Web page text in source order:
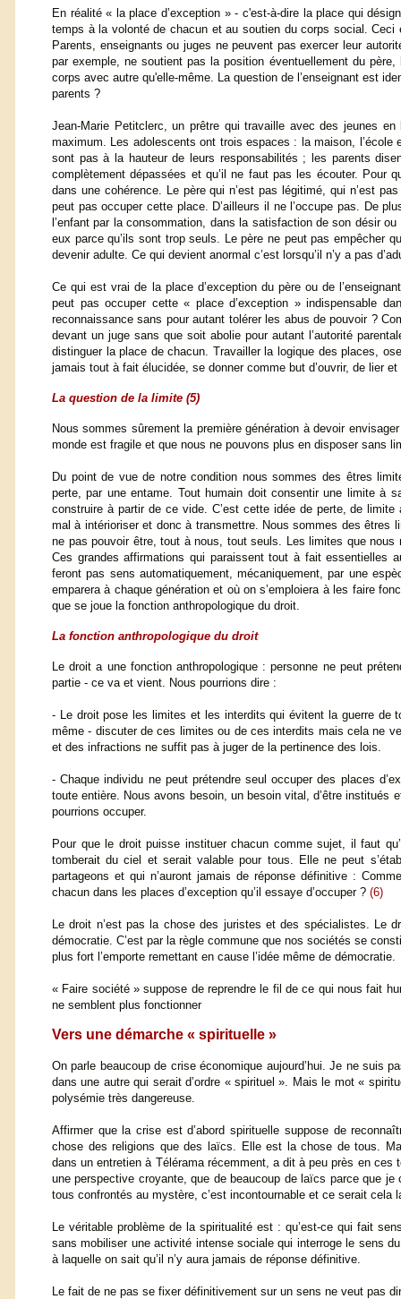
En réalité « la place d’exception » - c'est-à-dire la place qui
temps à la volonté de chacun et au soutien du corps social.
Parents, enseignants ou juges ne peuvent pas exercer leur
par exemple, ne soutient pas la position éventuellement du
corps avec autre qu'elle-même. La question de l’enseignant est
parents ?
Jean-Marie Petitclerc, un prêtre qui travaille avec des jeunes
maximum. Les adolescents ont trois espaces : la maison, l’école
sont pas à la hauteur de leurs responsabilités ; les parents
complètement dépassées et qu’il ne faut pas les écouter. Pour
dans une cohérence. Le père qui n’est pas légitimé, qui n’est
peut pas occuper cette place. D’ailleurs il ne l’occupe pas. De
l’enfant par la consommation, dans la satisfaction de son désir
eux parce qu’ils sont trop seuls. Le père ne peut pas empêcher
devenir adulte. Ce qui devient anormal c’est lorsqu’il n’y a pas
Ce qui est vrai de la place d’exception du père ou de
peut pas occuper cette « place d’exception » indispensable
reconnaissance sans pour autant tolérer les abus de pouvoir ?
devant un juge sans que soit abolie pour autant l’autorité
distinguer la place de chacun. Travailler la logique des places,
jamais tout à fait élucidée, se donner comme but d’ouvrir, de lier
La question de la limite (5)
Nous sommes sûrement la première génération à devoir
monde est fragile et que nous ne pouvons plus en disposer sans
Du point de vue de notre condition nous sommes des êtres
perte, par une entame. Tout humain doit consentir une limite à
construire à partir de ce vide. C’est cette idée de perte, de
mal à intérioriser et donc à transmettre. Nous sommes des êtres
ne pas pouvoir être, tout à nous, tout seuls. Les limites que
Ces grandes affirmations qui paraissent tout à fait
feront pas sens automatiquement, mécaniquement, par une
emparera à chaque génération et où on s’emploiera à les faire
que se joue la fonction anthropologique du droit.
La fonction anthropologique du droit
Le droit a une fonction anthropologique : personne ne peut
partie - ce va et vient. Nous pourrions dire :
- Le droit pose les limites et les interdits qui évitent la guerre de
même - discuter de ces limites ou de ces interdits mais cela ne
et des infractions ne suffit pas à juger de la pertinence des lois.
- Chaque individu ne peut prétendre seul occuper des places
toute entière. Nous avons besoin, un besoin vital, d’être
pourrions occuper.
Pour que le droit puisse instituer chacun comme sujet, il faut
tomberait du ciel et serait valable pour tous. Elle ne peut
partageons et qui n’auront jamais de réponse définitive :
chacun dans les places d’exception qu’il essaye d’occuper ? (6)
Le droit n’est pas la chose des juristes et des spécialistes. Le
démocratie. C’est par la règle commune que nos sociétés se
plus fort l’emporte remettant en cause l’idée même de démocratie.
« Faire société » suppose de reprendre le fil de ce qui nous fait
ne semblent plus fonctionner
Vers une démarche « spirituelle »
On parle beaucoup de crise économique aujourd’hui. Je ne suis
dans une autre qui serait d’ordre « spirituel ». Mais le mot «
polysémie très dangereuse.
Affirmer que la crise est d’abord spirituelle suppose de
chose des religions que des laïcs. Elle est la chose de tous.
dans un entretien à Télérama récemment, a dit à peu près en
une perspective croyante, que de beaucoup de laïcs parce que
tous confrontés au mystère, c’est incontournable et ce serait cela
Le véritable problème de la spiritualité est : qu’est-ce qui fait
sans mobiliser une activité intense sociale qui interroge le sens
à laquelle on sait qu’il n’y aura jamais de réponse définitive.
Le fait de ne pas se fixer définitivement sur un sens ne veut pas